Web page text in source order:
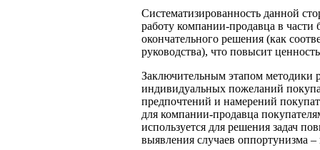
Систематизированность данной
работу компании-продавца в
окончательного решения (как
руководства), что повысит
Заключительным этапом методики
индивидуальных пожеланий
предпочтений и намерений
для компании-продавца
используется для решения задач
выявления случаев оппортунизма